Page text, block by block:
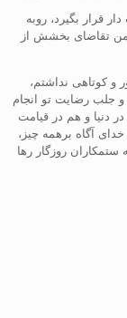
قرار بگیرد، روبه
تقاضای بخشش از
و کوتاهی نداشتم،
و جلب رضایت تو انجام
دنیا و هم در قیامت
آگاه برهمه چیز،
روزگار رها